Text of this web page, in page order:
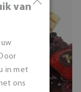
van
in met
ons